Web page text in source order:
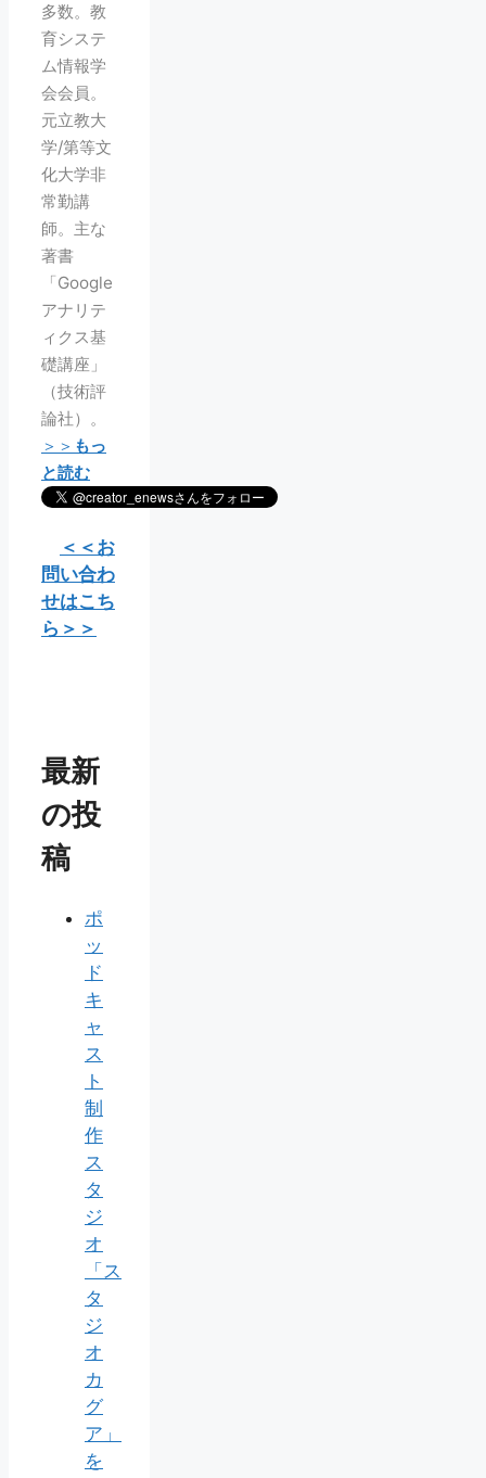
多数。教
育システ
ム情報学
会会員。
元立教大
学/第等文
化大学非
常勤講
師。主な
著書
「Google
アナリテ
ィクス基
礎講座」
（技術評
論社）。
＞＞ もっ
と読む
＜＜お
問い合わ
せはこち
ら＞＞
最新
の投
稿
ポ
ッ
ド
キ
ャ
ス
ト
制
作
ス
タ
ジ
オ
「ス
タ
ジ
オ
カ
グ
ア」
を